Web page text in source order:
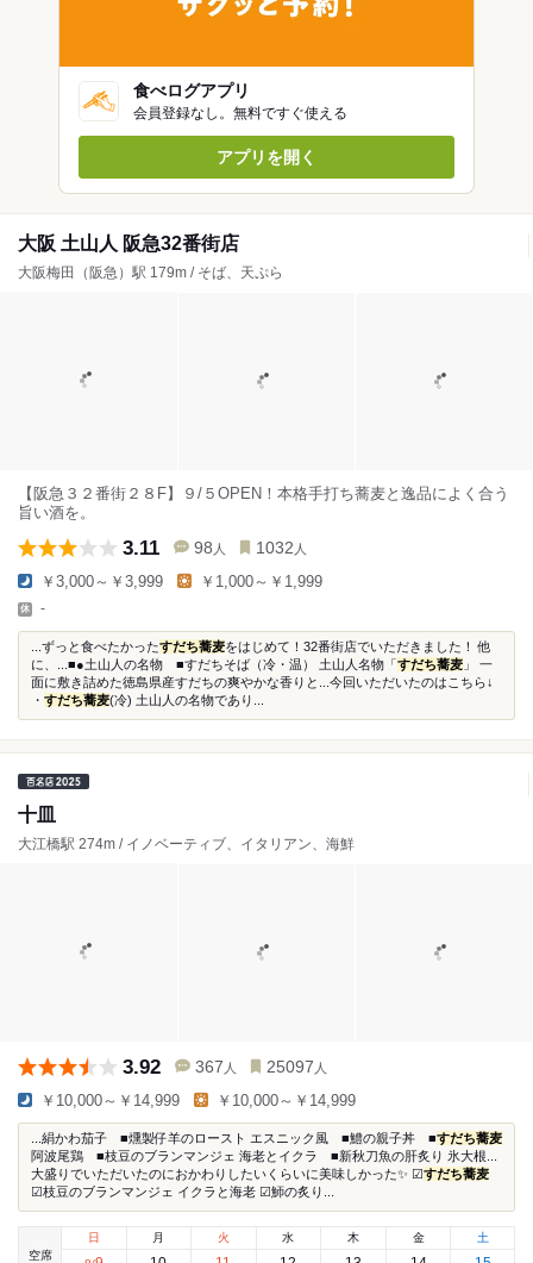
食べログアプリ
会員登録なし。無料ですぐ使える
アプリを開く
大阪 土山人 阪急32番街店
大阪梅田（阪急）駅 179m / そば、天ぷら
【阪急３２番街２８F】９/５OPEN！本格手打ち蕎麦と逸品によく合う
旨い酒を。
3.11 98 人 1032 人
￥3,000～￥3,999 ￥1,000～￥1,999
-
...ずっと食べたかったすだち蕎麦をはじめて！32番街店でいただきました！ 他
に、...■●土山人の名物 ■すだちそば（冷・温） 土山人名物「 すだち蕎麦 」 一
面に敷き詰めた徳島県産すだちの爽やかな香りと...今回いただいたのはこちら↓
・ すだち蕎麦(冷) 土山人の名物であり...
十皿
大江橋駅 274m / イノベーティブ、イタリアン、海鮮
3.92 367 人 25097 人
￥10,000～￥14,999 ￥10,000～￥14,999
...絹かわ茄子 ■燻製仔羊のロースト エスニック風 ■鱧の親子丼 ■すだち蕎麦
阿波尾鶏 ■枝豆のブランマンジェ 海老とイクラ ■新秋刀魚の肝炙り 氷大根...
大盛りでいただいたのにおかわりしたいくらいに美味しかった✨ ︎︎︎︎︎︎☑︎すだち蕎麦
︎︎︎︎︎︎☑︎枝豆のブランマンジェ イクラと海老 ︎︎︎︎︎︎☑︎魳の炙り...
空席
日
月 火 水 木 金 土